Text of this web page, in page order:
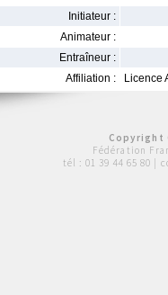
Initiateur :
Animateur :
Entraîneur :
Affiliation :
Licence
Copyright
Fédération
tél : 01 39 44 65 80 |